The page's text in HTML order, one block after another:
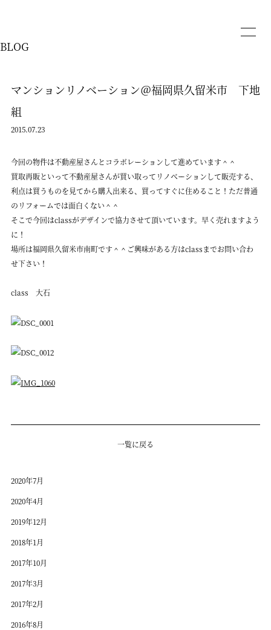
BLOG
2020年7月
2020年4月
2019年12月
2018年1月
2017年10月
2017年3月
2017年2月
2016年8月
マンションリノベーション＠福岡県久留米市 下地
組
2015.07.23
今回の物件は不動産屋さんとコラボレーションして進めています＾＾
買取再販といって不動産屋さんが買い取ってリノベーションして販売する、
利点は買うものを見てから購入出来る、買ってすぐに住めること！ただ普通
のリフォームでは面白くない＾＾
そこで今回はclassがデザインで協力させて頂いています。早く売れますよう
に！
場所は福岡県久留米市南町です＾＾ご興味がある方はclassまでお問い合わ
せ下さい！
class 大石
一覧に戻る